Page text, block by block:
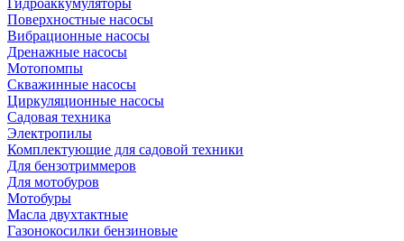
Гидроаккумуляторы
Поверхностные насосы
Вибрационные насосы
Дренажные насосы
Мотопомпы
Скважинные насосы
Циркуляционные насосы
Садовая техника
Электропилы
Комплектующие для садовой техники
Для бензотриммеров
Для мотобуров
Мотобуры
Масла двухтактные
Газонокосилки бензиновые